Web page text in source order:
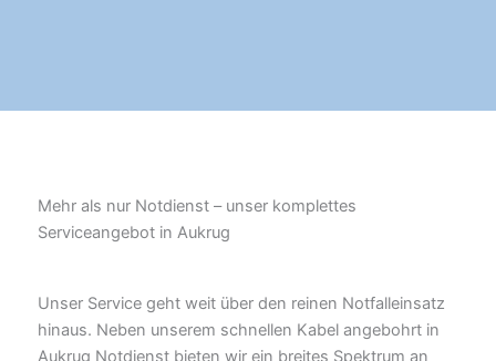
Mehr als nur Notdienst – unser komplettes
Serviceangebot in Aukrug
Unser Service geht weit über den reinen Notfalleinsatz
hinaus. Neben unserem schnellen Kabel angebohrt in
Aukrug Notdienst bieten wir ein breites Spektrum an